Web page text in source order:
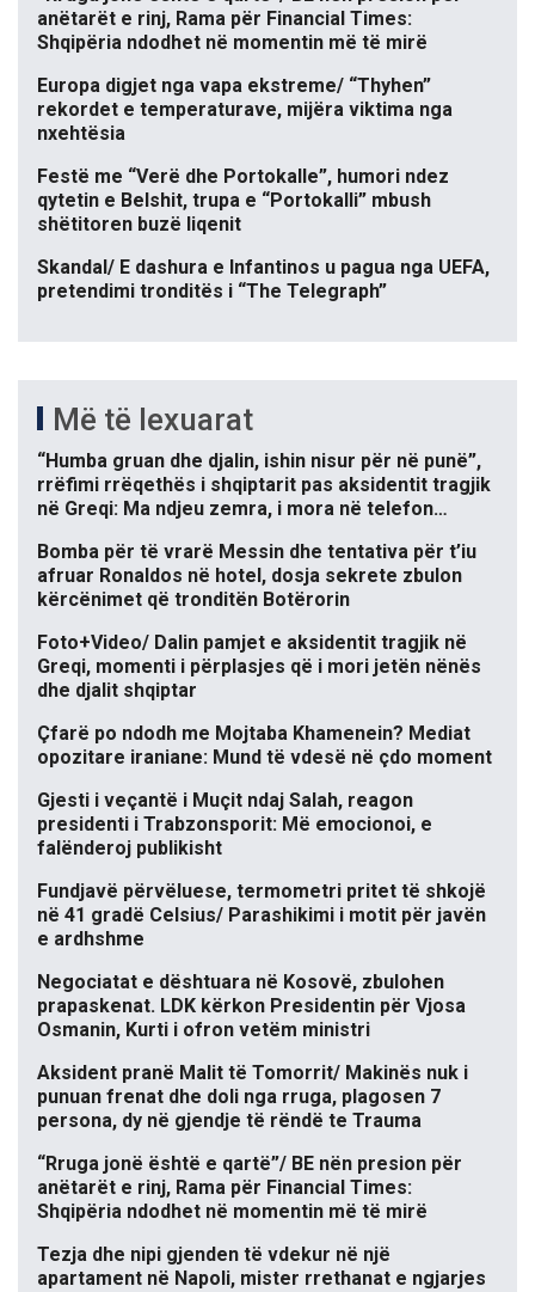
anëtarët e rinj, Rama për Financial Times:
Shqipëria ndodhet në momentin më të mirë
Europa digjet nga vapa ekstreme/ “Thyhen”
rekordet e temperaturave, mijëra viktima nga
nxehtësia
Festë me “Verë dhe Portokalle”, humori ndez
qytetin e Belshit, trupa e “Portokalli” mbush
shëtitoren buzë liqenit
Skandal/ E dashura e Infantinos u pagua nga UEFA,
pretendimi tronditës i “The Telegraph”
Më të lexuarat
“Humba gruan dhe djalin, ishin nisur për në punë”,
rrëfimi rrëqethës i shqiptarit pas aksidentit tragjik
në Greqi: Ma ndjeu zemra, i mora në telefon…
Bomba për të vrarë Messin dhe tentativa për t’iu
afruar Ronaldos në hotel, dosja sekrete zbulon
kërcënimet që tronditën Botërorin
Foto+Video/ Dalin pamjet e aksidentit tragjik në
Greqi, momenti i përplasjes që i mori jetën nënës
dhe djalit shqiptar
Çfarë po ndodh me Mojtaba Khamenein? Mediat
opozitare iraniane: Mund të vdesë në çdo moment
Gjesti i veçantë i Muçit ndaj Salah, reagon
presidenti i Trabzonsporit: Më emocionoi, e
falënderoj publikisht
Fundjavë përvëluese, termometri pritet të shkojë
në 41 gradë Celsius/ Parashikimi i motit për javën
e ardhshme
Negociatat e dështuara në Kosovë, zbulohen
prapaskenat. LDK kërkon Presidentin për Vjosa
Osmanin, Kurti i ofron vetëm ministri
Aksident pranë Malit të Tomorrit/ Makinës nuk i
punuan frenat dhe doli nga rruga, plagosen 7
persona, dy në gjendje të rëndë te Trauma
“Rruga jonë është e qartë”/ BE nën presion për
anëtarët e rinj, Rama për Financial Times:
Shqipëria ndodhet në momentin më të mirë
Tezja dhe nipi gjenden të vdekur në një
apartament në Napoli, mister rrethanat e ngjarjes